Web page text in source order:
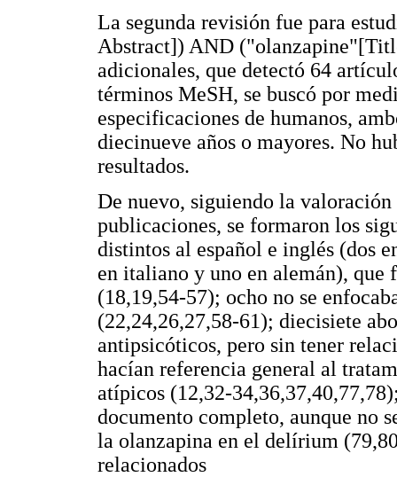
La segunda revisión fue para
Abstract]) AND
adicionales, que detectó 64
términos MeSH, se buscó por
especificaciones de humanos,
diecinueve años o mayores. No
resultados.
De nuevo, siguiendo la valoración
publicaciones, se formaron los
distintos al español e inglés (dos
en italiano y uno en alemán),
(18,19,54-57); ocho no se
(22,24,26,27,58-61); diecisiete
antipsicóticos, pero sin tener
hacían referencia general al
atípicos (12,32-
documento completo, aunque no
la olanzapina en el delírium
relacionados